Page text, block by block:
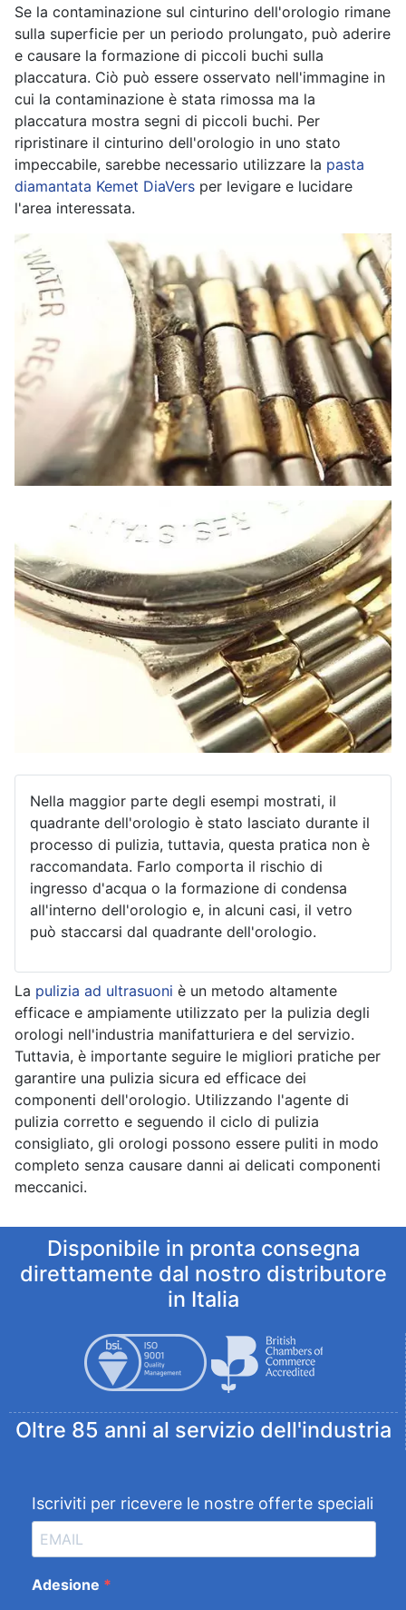
Se la contaminazione sul cinturino dell'orologio rimane
sulla superficie per un periodo prolungato, può aderire
e causare la formazione di piccoli buchi sulla
placcatura. Ciò può essere osservato nell'immagine in
cui la contaminazione è stata rimossa ma la
placcatura mostra segni di piccoli buchi. Per
ripristinare il cinturino dell'orologio in uno stato
impeccabile, sarebbe necessario utilizzare la pasta
diamantata Kemet DiaVers per levigare e lucidare
l'area interessata.
Nella maggior parte degli esempi mostrati, il
quadrante dell'orologio è stato lasciato durante il
processo di pulizia, tuttavia, questa pratica non è
raccomandata. Farlo comporta il rischio di
ingresso d'acqua o la formazione di condensa
all'interno dell'orologio e, in alcuni casi, il vetro
può staccarsi dal quadrante dell'orologio.
La pulizia ad ultrasuoni è un metodo altamente
efficace e ampiamente utilizzato per la pulizia degli
orologi nell'industria manifatturiera e del servizio.
Tuttavia, è importante seguire le migliori pratiche per
garantire una pulizia sicura ed efficace dei
componenti dell'orologio. Utilizzando l'agente di
pulizia corretto e seguendo il ciclo di pulizia
consigliato, gli orologi possono essere puliti in modo
completo senza causare danni ai delicati componenti
meccanici.
Disponibile in pronta consegna
direttamente dal nostro distributore
in Italia
Oltre 85 anni al servizio dell'industria
Iscriviti per ricevere le nostre offerte speciali
Adesione